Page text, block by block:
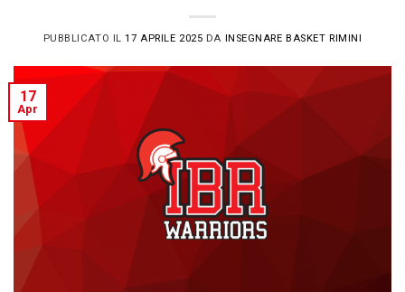
PUBBLICATO IL17 APRILE 2025 DA INSEGNARE BASKET RIMINI
17
Apr